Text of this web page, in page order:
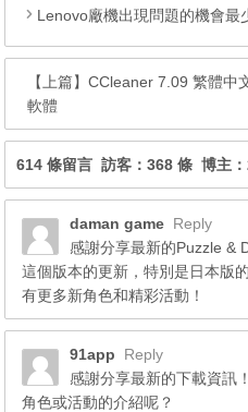
Lenovo廠機出現問題的機會最
【上篇】CCleaner 7.09 繁體中
軟體
614 條留言 訪客：368 條 博主
daman game Reply
感謝分享最新的Puzzle &
這個版本的更新，特別是日本版
有更多新角色和精彩活動！
91app
Reply
感謝分享最新的下載資訊
角色或活動的介紹呢？